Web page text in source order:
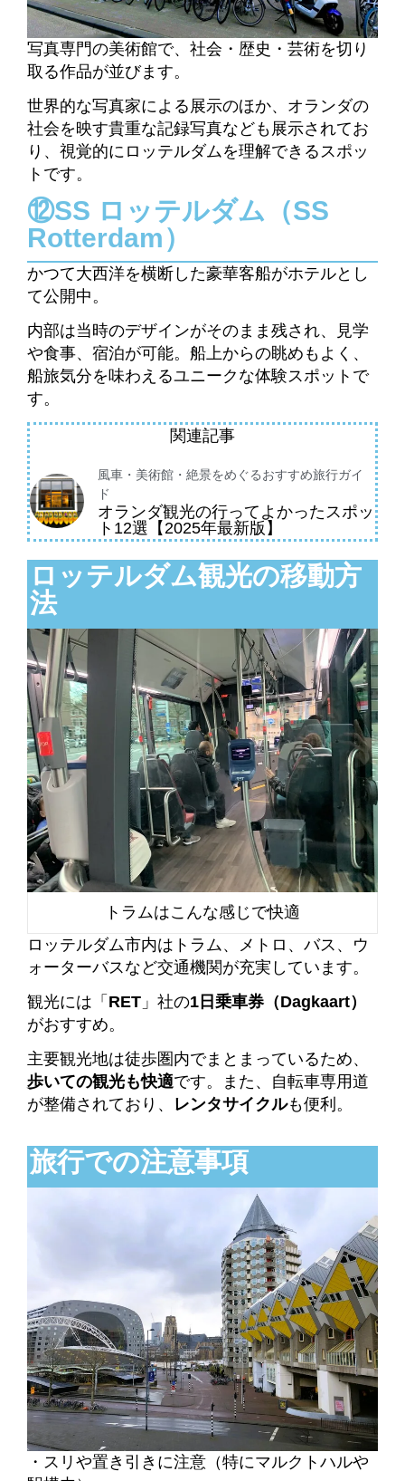
写真専門の美術館で、社会・歴史・芸術を切り
取る作品が並びます。
世界的な写真家による展示のほか、オランダの
社会を映す貴重な記録写真なども展示されてお
り、視覚的にロッテルダムを理解できるスポッ
トです。
⑫SS ロッテルダム（SS
Rotterdam）
かつて大西洋を横断した豪華客船がホテルとし
て公開中。
内部は当時のデザインがそのまま残され、見学
や食事、宿泊が可能。船上からの眺めもよく、
船旅気分を味わえるユニークな体験スポットで
す。
関連記事
風車・美術館・絶景をめぐるおすすめ旅行ガイ
ド
オランダ観光の行ってよかったスポッ
ト12選【2025年最新版】
ロッテルダム観光の移動方
法
トラムはこんな感じで快適
ロッテルダム市内はトラム、メトロ、バス、ウ
ォーターバスなど交通機関が充実しています。
観光には「 RET 」社の1日乗車券（Dagkaart）
がおすすめ。
主要観光地は徒歩圏内でまとまっているため、
歩いての観光も快適です。また、自転車専用道
が整備されており、 レンタサイクルも便利。
旅行での注意事項
・スリや置き引きに注意（特にマルクトハルや